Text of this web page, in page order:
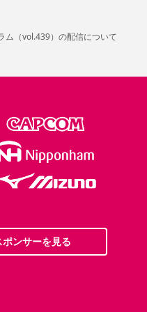
ム（vol.439）の配信について
ンサーを見る